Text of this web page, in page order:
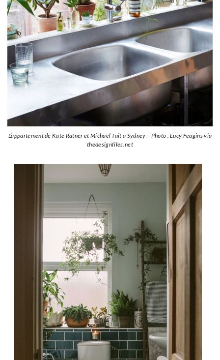
L’appartement de Kate Ratner et Michael Tait à Sydney – Photo : Lucy Feagins via
thedesignfiles.net